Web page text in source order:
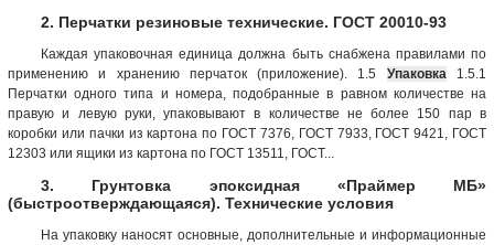
2. Перчатки резиновые технические. ГОСТ 20010-93
Каждая упаковочная единица должна быть снабжена правилами по
применению и хранению перчаток (приложение). 1.5 Упаковка 1.5.1
Перчатки одного типа и номера, подобранные в равном количестве на
правую и левую руки, упаковывают в количестве не более 150 пар в
коробки или пачки из картона по ГОСТ 7376, ГОСТ 7933, ГОСТ 9421, ГОСТ
12303 или ящики из картона по ГОСТ 13511, ГОСТ...
3. Грунтовка эпоксидная «Праймер МБ»
(быстроотверждающаяся). Технические условия
На упаковку наносят основные, дополнительные и информационные